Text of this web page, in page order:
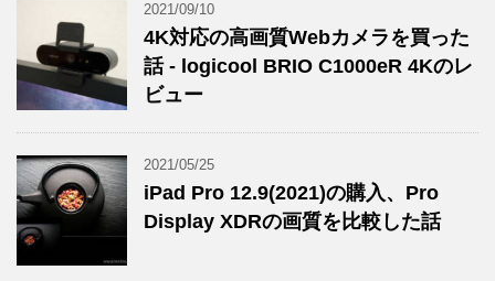
2021/09/10
4K対応の高画質Webカメラを買った
話 - logicool BRIO C1000eR 4Kのレ
ビュー
2021/05/25
iPad Pro 12.9(2021)の購入、Pro
Display XDRの画質を比較した話